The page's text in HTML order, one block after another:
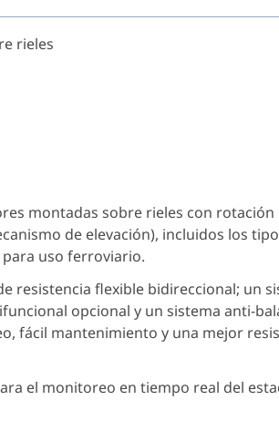
rieles
montadas sobre rieles con rotación
de elevación), incluidos los
uso ferroviario.
resistencia flexible bidireccional; un
opcional y un sistema anti-
fácil mantenimiento y una mejor
el monitoreo en tiempo real del